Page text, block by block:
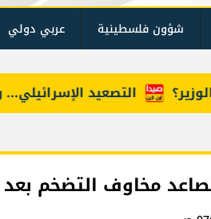
شؤون فلسطينية عربي دولي
التصعيد الإسرائيلي...
مخاوف التضخم بعد